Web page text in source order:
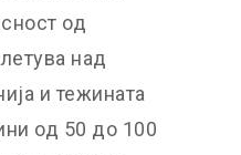
од
над
и тежината
од 50 до 100